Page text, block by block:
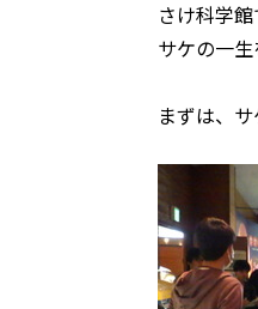
さけ科学
サケの一生
まずは、